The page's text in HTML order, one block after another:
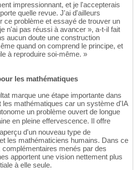
impressionnant, et je l'accepterais
quelle revue. J'ai d'ailleurs
ce problème et essayé de trouver un
n'ai pas réussi à avancer », a-t-il fait
aucun doute une construction
quand on comprend le principe, et
à reproduire soi-même. »
les mathématiques
marque une étape importante dans
les mathématiques car un système d'IA
un problème ouvert de longue
en pleine effervescence. Il offre
d'un nouveau type de
les mathématiciens humains. Dans ce
menés par des
apportent une vision nettement plus
à elle seule.